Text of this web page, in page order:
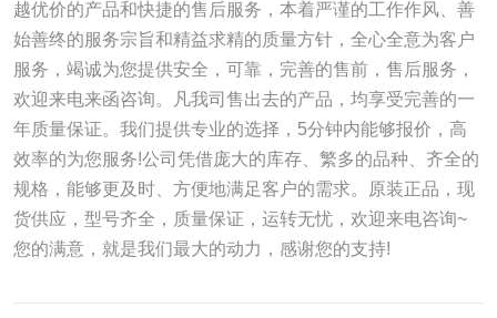
越优价的产品和快捷的售后服务，本着严谨的工作作风、善
始善终的服务宗旨和精益求精的质量方针，全心全意为客户
服务，竭诚为您提供安全，可靠，完善的售前，售后服务，
欢迎来电来函咨询。凡我司售出去的产品，均享受完善的一
年质量保证。我们提供专业的选择，5分钟内能够报价，高
效率的为您服务!公司凭借庞大的库存、繁多的品种、齐全的
规格，能够更及时、方便地满足客户的需求。原装正品，现
货供应，型号齐全，质量保证，运转无忧，欢迎来电咨询~
您的满意，就是我们最大的动力，感谢您的支持!